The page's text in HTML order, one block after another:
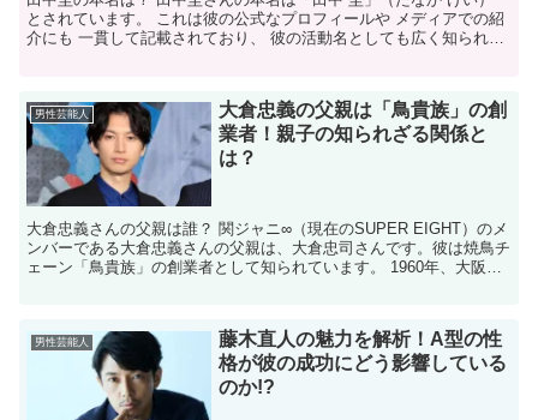
とされています。 これは彼の公式なプロフィールや メディアでの紹
介にも 一貫して記載されており、 彼の活動名としても広く知られて
男性芸能人
大倉忠義の父親は「鳥貴族」の創
業者！親子の知られざる関係と
は？
大倉忠義さんの父親は誰？ 関ジャニ∞（現在のSUPER EIGHT）のメ
ンバーである大倉忠義さんの父親は、大倉忠司さんです。彼は焼鳥チ
ェーン「鳥貴族」の創業者として知られています。 1960年、大阪府
男性芸能人
藤木直人の魅力を解析！A型の性
格が彼の成功にどう影響している
のか!?